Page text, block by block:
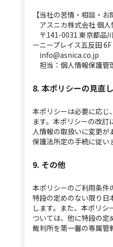
【当社の苦情・相談・お
アスニカ株式会社 個人
〒141-0031 東京都品
ーニープレイス五反田 6F
info@asnica.co.jp
担当：個人情報保護管
8. 本ポリシーの見直
本ポリシーは必要に応じ
ます。本ポリシーの改
人情報の取扱いに変更が
保護法所定の手続に従い
9. その他
本ポリシーのご利用条件
特段の定めのない限り日
します。また、本ポリシ
ついては、他に特段の定
裁判所を第一審の専属管